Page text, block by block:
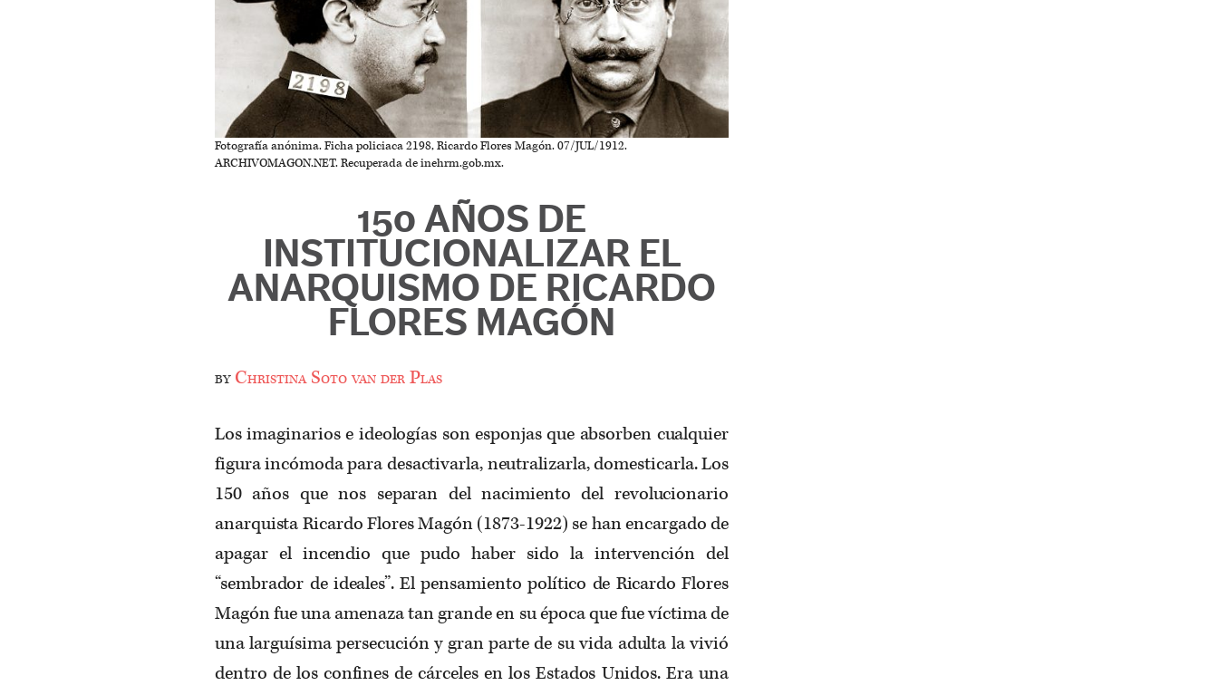
Fotografía anónima. Ficha policiaca 2198, Ricardo Flores Magón. 07/JUL/1912.
ARCHIVOMAGON.NET. Recuperada de inehrm.gob.mx.
150 AÑOS DE
INSTITUCIONALIZAR EL
ANARQUISMO DE RICARDO
FLORES MAGÓN
byChristina Soto van der Plas
Los imaginarios e ideologías son esponjas que absorben cualquier
figura incómoda para desactivarla, neutralizarla, domesticarla. Los
150 años que nos separan del nacimiento del revolucionario
anarquista Ricardo Flores Magón (1873-1922) se han encargado de
apagar el incendio que pudo haber sido la intervención del
“sembrador de ideales”. El pensamiento político de Ricardo Flores
Magón fue una amenaza tan grande en su época que fue víctima de
una larguísima persecución y gran parte de su vida adulta la vivió
dentro de los confines de cárceles en los Estados Unidos. Era una